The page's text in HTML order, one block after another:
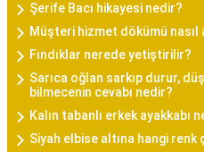
Şerife Bacı hikayesi nedir?
Müşteri hizmet dökümü nasıl
Fındıklar nerede yetiştirilir?
Sarıca oğlan sarkıp durur,
bilmecenin cevabı nedir?
Kalın tabanlı erkek ayakkabı
Siyah elbise altına hangi renk